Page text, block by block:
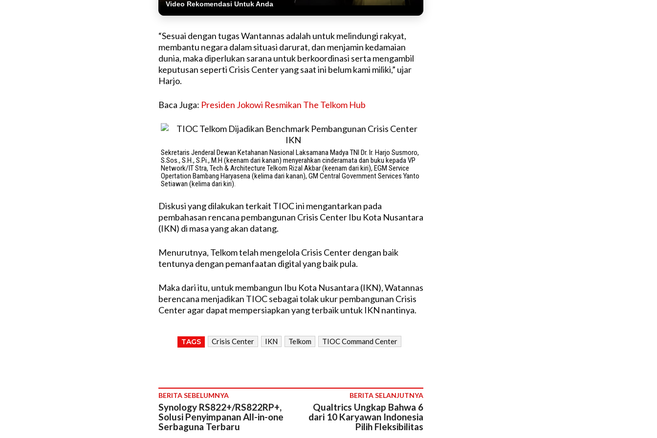
Video Rekomendasi Untuk Anda
“Sesuai dengan tugas Wantannas adalah untuk melindungi rakyat,
membantu negara dalam situasi darurat, dan menjamin kedamaian
dunia, maka diperlukan sarana untuk berkoordinasi serta mengambil
keputusan seperti Crisis Center yang saat ini belum kami miliki,” ujar
Harjo.
Baca Juga: Presiden Jokowi Resmikan The Telkom Hub
Sekretaris Jenderal Dewan Ketahanan Nasional Laksamana Madya TNI Dr. Ir. Harjo Susmoro,
S.Sos., S.H., S.Pi., M.H (keenam dari kanan) menyerahkan cinderamata dan buku kepada VP
Network/IT Stra, Tech & Architecture Telkom Rizal Akbar (keenam dari kiri), EGM Service
Opertation Bambang Haryasena (kelima dari kanan), GM Central Government Services Yanto
Setiawan (kelima dari kiri).
Diskusi yang dilakukan terkait TIOC ini mengantarkan pada
pembahasan rencana pembangunan Crisis Center Ibu Kota Nusantara
(IKN) di masa yang akan datang.
Menurutnya, Telkom telah mengelola Crisis Center dengan baik
tentunya dengan pemanfaatan digital yang baik pula.
Maka dari itu, untuk membangun Ibu Kota Nusantara (IKN), Watannas
berencana menjadikan TIOC sebagai tolak ukur pembangunan Crisis
Center agar dapat mempersiapkan yang terbaik untuk IKN nantinya.
TAGS Crisis Center IKN Telkom TIOC Command Center
BERITA SEBELUMNYA
Synology RS822+/RS822RP+,
Solusi Penyimpanan All-in-one
Serbaguna Terbaru
BERITA SELANJUTNYA
Qualtrics Ungkap Bahwa 6
dari 10 Karyawan Indonesia
Pilih Fleksibilitas